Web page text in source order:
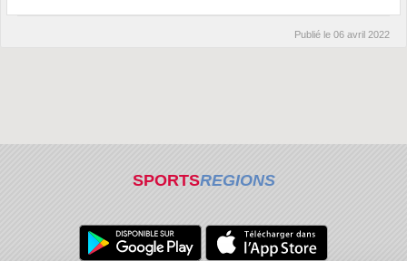
Publié le 06 avril 2022
SPORTSREGIONS